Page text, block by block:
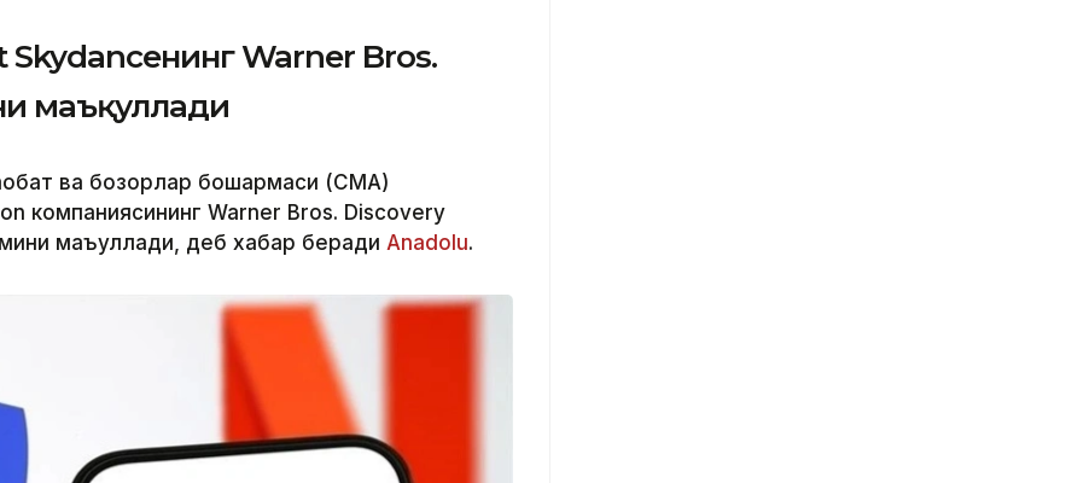
Warner Bros.
маъқуллади
ва бозорлар бошқармаси (CМА)
компаниясининг Warner Bros. Discovery
маъқуллади, деб хабар беради Аnadolu.